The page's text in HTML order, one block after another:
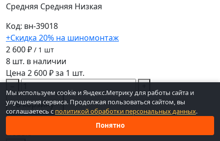
Средняя Средняя Низкая
Код: вн-39018
+Скидка 20% на шиномонтаж
2 600 ₽ / 1 шт
8 шт. в наличии
Цена 2 600 ₽ за 1 шт.
В корзину
Под заказ ~1 дн.
Новые
Мы используем cookie и Яндекс.Метрику для работы сайта и
улучшения сервиса. Продолжая пользоваться сайтом, вы
соглашаетесь с политикой обработки персональных данных.
Понятно